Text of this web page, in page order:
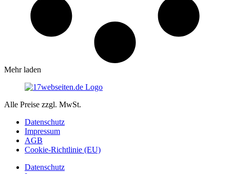
Mehr laden
Alle Preise zzgl. MwSt.
Datenschutz
Impressum
AGB
Cookie-Richtlinie (EU)
Datenschutz